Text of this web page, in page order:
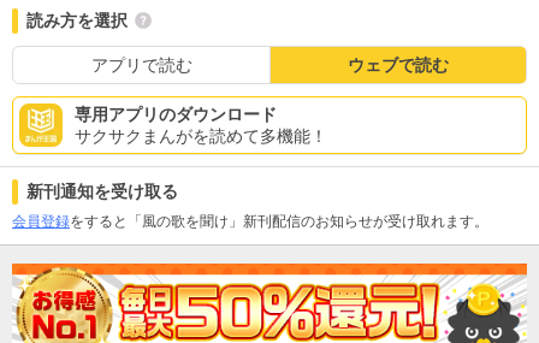
読み方を選択
アプリで読む ウェブで読む
専用アプリのダウンロード
サクサクまんがを読めて多機能！
新刊通知を受け取る
会員登録をすると「風の歌を聞け」新刊配信のお知らせが受け取れます。